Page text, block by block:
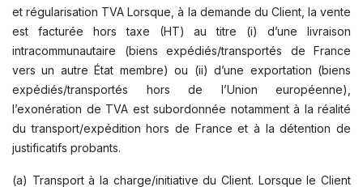
et régularisation TVA Lorsque, à la demande du Client, la vente
est facturée hors taxe (HT) au titre (i) d’une livraison
intracommunautaire (biens expédiés/transportés de France
vers un autre État membre) ou (ii) d’une exportation (biens
expédiés/transportés hors de l’Union européenne),
l’exonération de TVA est subordonnée notamment à la réalité
du transport/expédition hors de France et à la détention de
justificatifs probants.
(a) Transport à la charge/initiative du Client. Lorsque le Client